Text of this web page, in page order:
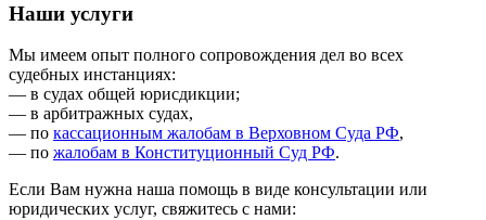
Наши услуги
Мы имеем опыт полного сопровождения дел во всех
судебных инстанциях:
— в судах общей юрисдикции;
— в арбитражных судах,
— по кассационным жалобам в Верховном Суда РФ,
— по жалобам в Конституционный Суд РФ.
Если Вам нужна наша помощь в виде консультации или
юридических услуг, свяжитесь с нами: